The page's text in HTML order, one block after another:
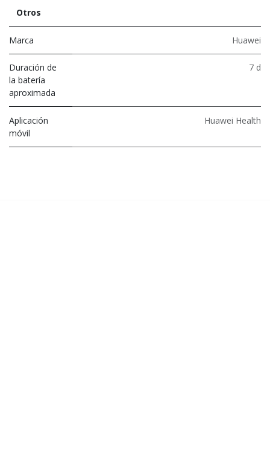
Otros
Marca Huawei
Duración de
la batería
aproximada
7 d
Aplicación
móvil
Huawei Health